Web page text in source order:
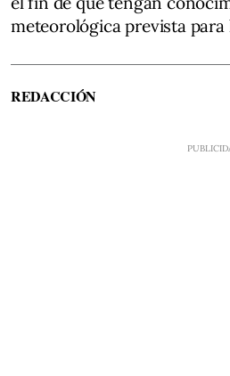
meteorológica prevista para
REDACCIÓN